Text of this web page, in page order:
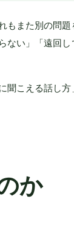
また別の問題
ない」「遠回
こえる話し
か